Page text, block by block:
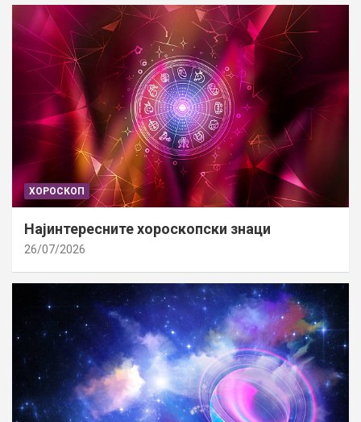
ХОРОСКОП
Најинтересните хороскопски знаци
26/07/2026